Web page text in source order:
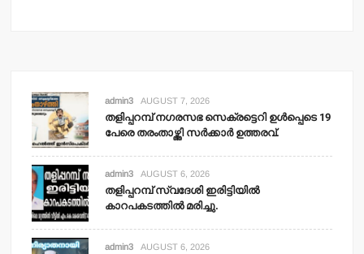
admin3 AUGUST 7, 2026
തളിപ്പറമ്പ് നഗരസഭ സെക്രട്ടെറി ഉള്‍പ്പെടെ 19
പേരെ തരംതാഴ്ത്തി സര്‍ക്കാര്‍ ഉത്തരവ്.
admin3 AUGUST 6, 2026
തളിപ്പറമ്പ് സ്വദേശി ഇരിട്ടിയില്‍
കാറപകടത്തില്‍ മരിച്ചു.
admin3 AUGUST 6, 2026